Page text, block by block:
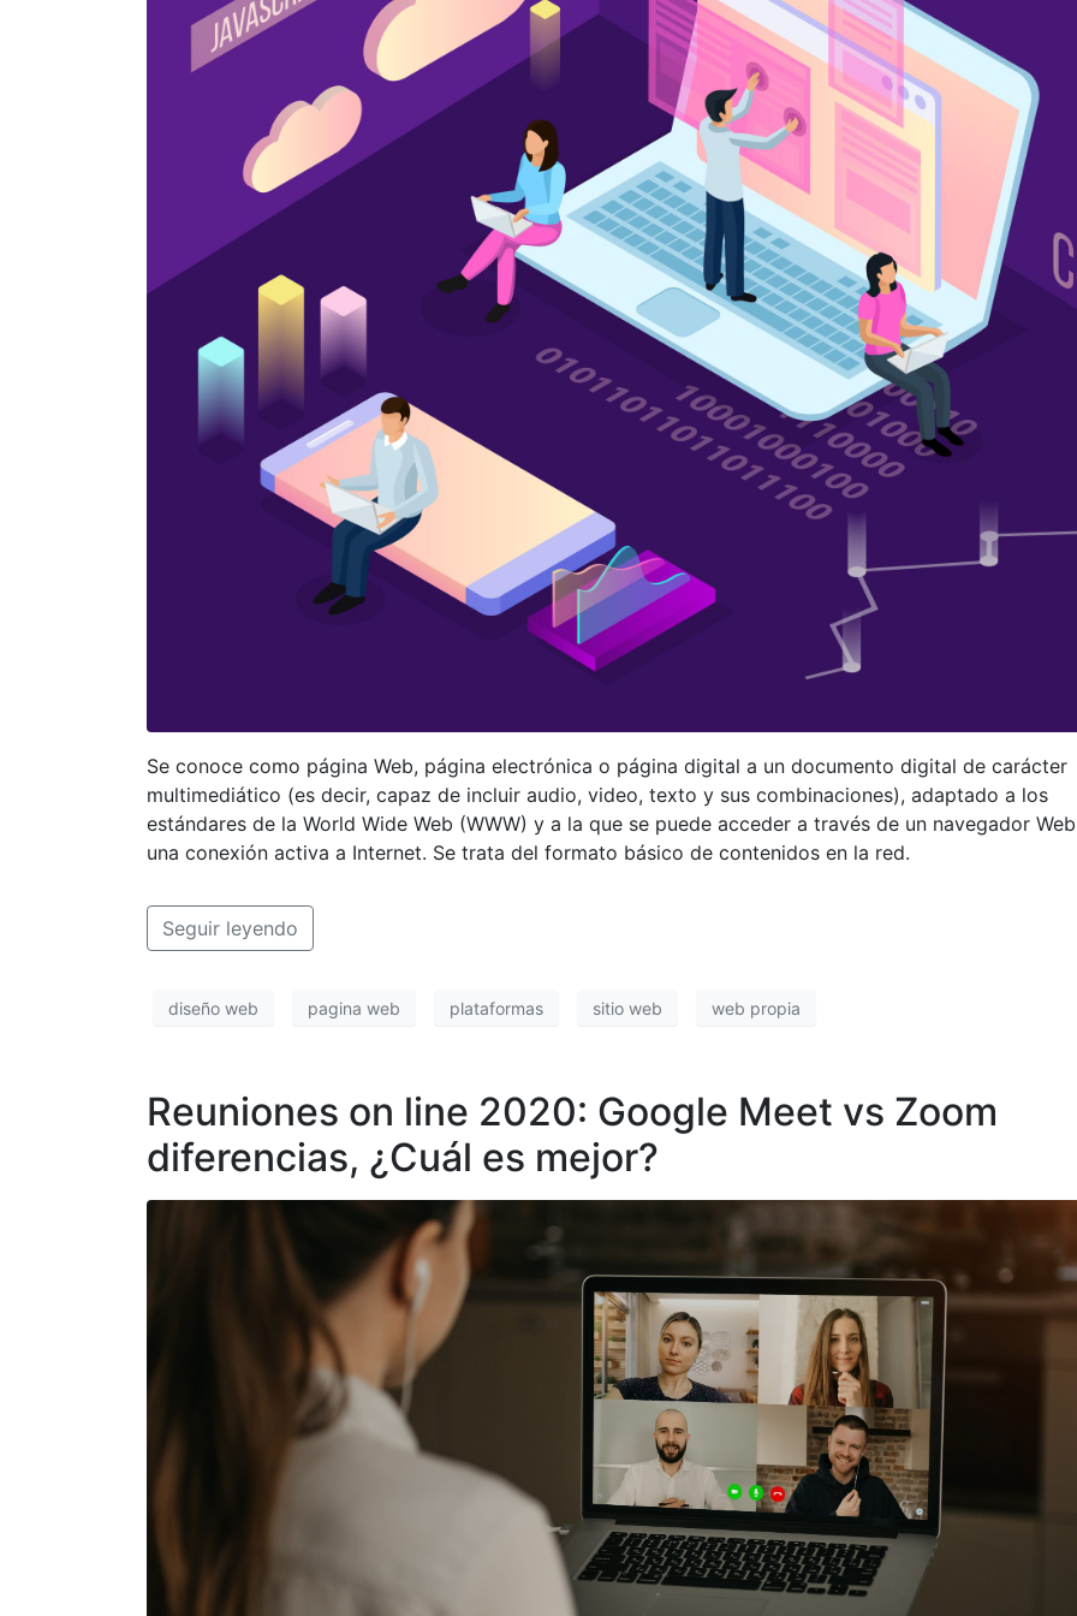
Se conoce como página Web, página electrónica o página digital a un documento digital de carácter
multimediático (es decir, capaz de incluir audio, video, texto y sus combinaciones), adaptado a los
estándares de la World Wide Web (WWW) y a la que se puede acceder a través de un navegador
una conexión activa a Internet. Se trata del formato básico de contenidos en la red.
Seguir leyendo
diseño web pagina web plataformas sitio web web propia
Reuniones on line 2020: Google Meet vs Zoom
diferencias, ¿Cuál es mejor?